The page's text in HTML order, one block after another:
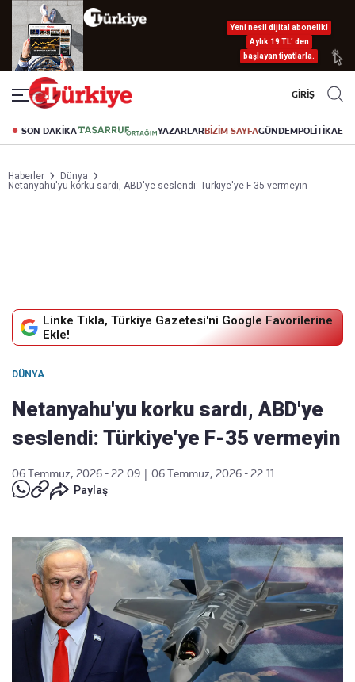
Yeni nesil dijital abonelik!
Aylık 19 TL’ den
başlayan fiyatlarla.
GİRİŞ
SON DAKİKA YAZARLARBİZİM SAYFAGÜNDEMPOLİTİKA
Haberler
Dünya
Netanyahu'yu korku sardı, ABD'ye seslendi: Türkiye'ye F-35 vermeyin
Linke Tıkla, Türkiye Gazetesi'ni Google Favorilerine
Ekle!
DÜNYA
Netanyahu'yu korku sardı, ABD'ye
seslendi: Türkiye'ye F-35 vermeyin
06 Temmuz, 2026 - 22:09
06 Temmuz, 2026 - 22:11
Paylaş